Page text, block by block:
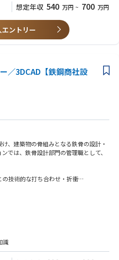
想定年収 540 万円 ~ 700 万円
エントリー
／3DCAD【鉄鋼商社設
、建築物の骨組みとなる鉄骨の設計・
では、鉄骨設計部門の管理職として、
の技術的な打ち合わせ・折衝
メント
設計図をもとに、鉄骨構造の詳細設計
て作成
加工・製造の指示・調整
識